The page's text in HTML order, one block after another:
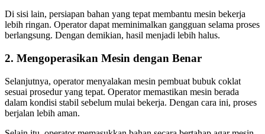
Di sisi lain, persiapan bahan yang tepat membantu mesin bekerja
lebih ringan. Operator dapat meminimalkan gangguan selama proses
berlangsung. Dengan demikian, hasil menjadi lebih halus.
2. Mengoperasikan Mesin dengan Benar
Selanjutnya, operator menyalakan mesin pembuat bubuk coklat
sesuai prosedur yang tepat. Operator memastikan mesin berada
dalam kondisi stabil sebelum mulai bekerja. Dengan cara ini, proses
berjalan lebih aman.